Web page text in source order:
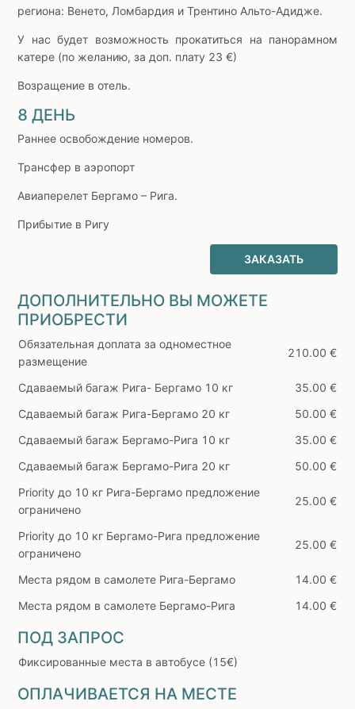
региона: Венето, Ломбардия и Трентино Альто-Адидже.
У нас будет возможность прокатиться на панорамном
катере (по желанию, за доп. плату 23 €)
Возращение в отель.
8 ДЕНЬ
Раннее освобождение номеров.
Трансфер в аэропорт
Авиаперелет Бергамо – Рига.
Прибытие в Ригу
ЗАКАЗАТЬ
ДОПОЛНИТЕЛЬНО ВЫ МОЖЕТЕ
ПРИОБРЕСТИ
Обязательная доплата за одноместное
размещение
210.00 €
Сдаваемый багаж Рига- Бергамо 10 кг
35.00 €
Сдаваемый багаж Рига-Бергамо 20 кг
50.00 €
Сдаваемый багаж Бергамо-Рига 10 кг
35.00 €
Сдаваемый багаж Бергамо-Рига 20 кг
50.00 €
Priority до 10 кг Рига-Бергамо предложение
ограничено
25.00 €
Priority до 10 кг Бергамо-Рига предложение
ограничено
25.00 €
Места рядом в самолете Рига-Бергамо
14.00 €
Места рядом в самолете Бергамо-Рига
14.00 €
ПОД ЗАПРОС
Фиксированные места в автобусе (15€)
ОПЛАЧИВАЕТСЯ НА МЕСТЕ